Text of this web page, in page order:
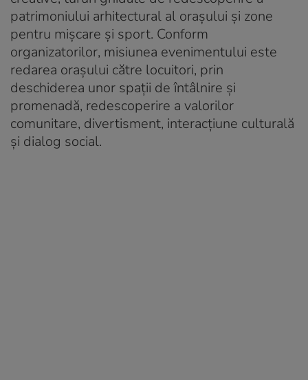
patrimoniului arhitectural al orașului și zone
pentru mișcare și sport. Conform
organizatorilor, misiunea evenimentului este
redarea orașului către locuitori, prin
deschiderea unor spații de întâlnire și
promenadă, redescoperire a valorilor
comunitare, divertisment, interacțiune culturală
și dialog social.